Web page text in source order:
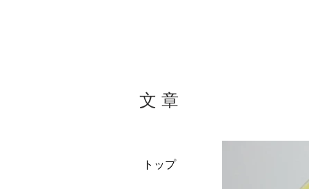
文 章
トップ